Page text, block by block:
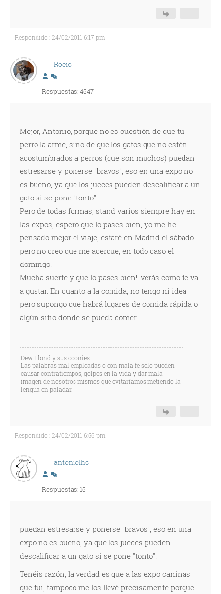
Respondido : 24/02/2011 6:17 pm
Rocio
Respuestas: 4547
Mejor, Antonio, porque no es cuestión de que tu
perro la arme, sino de que los gatos que no estén
acostumbrados a perros (que son muchos) puedan
estresarse y ponerse "bravos", eso en una expo no
es bueno, ya que los jueces pueden descalificar a un
gato si se pone "tonto".
Pero de todas formas, stand varios siempre hay en
las expos, espero que lo pases bien, yo me he
pensado mejor el viaje, estaré en Madrid el sábado
pero no creo que me acerque, en todo caso el
domingo.
Mucha suerte y que lo pases bien!! verás como te va
a gustar. En cuanto a la comida, no tengo ni idea
pero supongo que habrá lugares de comida rápida o
algún sitio donde se pueda comer.
Dew Blond y sus coonies
Las palabras mal empleadas o con mala fe solo pueden
causar contratiempos, golpes en la vida y dar mala
imagen de nosotros mismos que evitaríamos metiendo la
lengua en paladar.
Respondido : 24/02/2011 6:56 pm
antoniolhc
Respuestas: 15
puedan estresarse y ponerse "bravos", eso en una
expo no es bueno, ya que los jueces pueden
descalificar a un gato si se pone "tonto".
Tenéis razón, la verdad es que a las expo caninas
que fui, tampoco me los llevé precisamente porque